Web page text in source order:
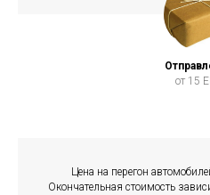
от 15
Цена на перегон
Окончательная стоимость